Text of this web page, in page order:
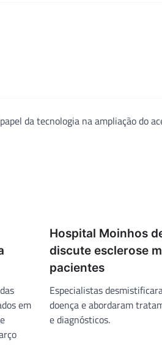
da tecnologia na ampliação do
em
Hospital Moinhos
discute esclerose
pacientes
Especialistas
doença e abordaram
e diagnósticos.